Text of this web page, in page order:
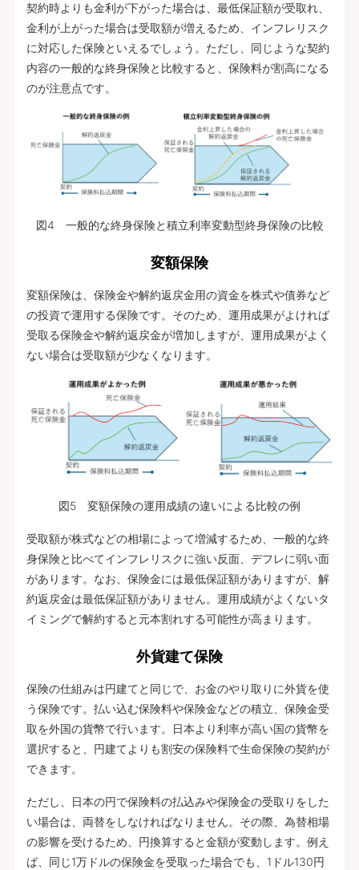
契約時よりも金利が下がった場合は、最低保証額が受取れ、
金利が上がった場合は受取額が増えるため、インフレリスク
に対応した保険といえるでしょう。ただし、同じような契約
内容の一般的な終身保険と比較すると、保険料が割高になる
のが注意点です。
図4 一般的な終身保険と積立利率変動型終身保険の比較
変額保険
変額保険は、保険金や解約返戻金用の資金を株式や債券など
の投資で運用する保険です。そのため、運用成果がよければ
受取る保険金や解約返戻金が増加しますが、運用成果がよく
ない場合は受取額が少なくなります。
図5 変額保険の運用成績の違いによる比較の例
受取額が株式などの相場によって増減するため、一般的な終
身保険と比べてインフレリスクに強い反面、デフレに弱い面
があります。なお、保険金には最低保証額がありますが、解
約返戻金は最低保証額がありません。運用成績がよくないタ
イミングで解約すると元本割れする可能性が高まります。
外貨建て保険
保険の仕組みは円建てと同じで、お金のやり取りに外貨を使
う保険です。払い込む保険料や保険金などの積立、保険金受
取を外国の貨幣で行います。日本より利率が高い国の貨幣を
選択すると、円建てよりも割安の保険料で生命保険の契約が
できます。
ただし、日本の円で保険料の払込みや保険金の受取りをした
い場合は、両替をしなければなりません。その際、為替相場
の影響を受けるため、円換算すると金額が変動します。例え
ば、同じ1万ドルの保険金を受取った場合でも、1ドル130円